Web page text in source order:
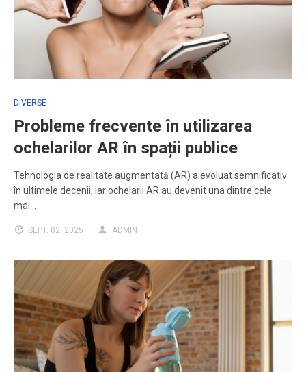
DIVERSE
Probleme frecvente în utilizarea
ochelarilor AR în spații publice
Tehnologia de realitate augmentată (AR) a evoluat semnificativ
în ultimele decenii, iar ochelarii AR au devenit una dintre cele
mai…
SEPT. 02, 2025 ADMIN